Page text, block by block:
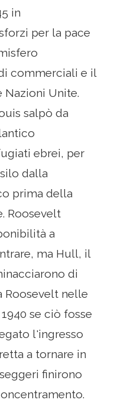
in
per la pace
commerciali e il
Unite.
salpò da
ebrei, per
dalla
prima della
Roosevelt
a
ma Hull, il
di
Roosevelt nelle
se ciò fosse
l'ingresso
a tornare in
finirono